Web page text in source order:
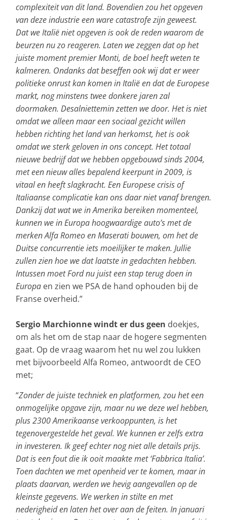
complexiteit van dit land. Bovendien zou het opgeven
van deze industrie een ware catastrofe zijn geweest.
Dat we Italië niet opgeven is ook de reden waarom de
beurzen nu zo reageren. Laten we zeggen dat op het
juiste moment premier Monti, de boel heeft weten te
kalmeren. Ondanks dat beseffen ook wij dat er weer
politieke onrust kan komen in Italië en dat de Europese
markt, nog minstens twee donkere jaren zal
doormaken. Desalniettemin zetten we door. Het is niet
omdat we alleen maar een sociaal gezicht willen
hebben richting het land van herkomst, het is ook
omdat we sterk geloven in ons concept. Het totaal
nieuwe bedrijf dat we hebben opgebouwd sinds 2004,
met een nieuw alles bepalend keerpunt in 2009, is
vitaal en heeft slagkracht. Een Europese crisis of
Italiaanse complicatie kan ons daar niet vanaf brengen.
Dankzij dat wat we in Amerika bereiken momenteel,
kunnen we in Europa hoogwaardige auto’s met de
merken Alfa Romeo en Maserati bouwen, om het de
Duitse concurrentie iets moeilijker te maken. Jullie
zullen zien hoe we dat laatste in gedachten hebben.
Intussen moet Ford nu juist een stap terug doen in
Europa en zien we PSA de hand ophouden bij de
Franse overheid.”
Sergio Marchionne windt er dus geen doekjes,
om als het om de stap naar de hogere segmenten
gaat. Op de vraag waarom het nu wel zou lukken
met bijvoorbeeld Alfa Romeo, antwoordt de CEO
met;
“Zonder de juiste techniek en platformen, zou het een
onmogelijke opgave zijn, maar nu we deze wel hebben,
plus 2300 Amerikaanse verkooppunten, is het
tegenovergestelde het geval. We kunnen er zelfs extra
in investeren. Ik geef echter nog niet alle details prijs.
Dat is een fout die ik ooit maakte met ‘Fabbrica Italia’.
Toen dachten we met openheid ver te komen, maar in
plaats daarvan, werden we hevig aangevallen op de
kleinste gegevens. We werken in stilte en met
nederigheid en laten het over aan de feiten. In januari